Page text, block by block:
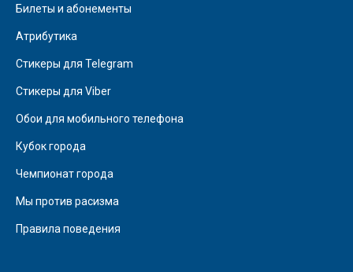
Билеты и абонементы
Атрибутика
Стикеры для Telegram
Стикеры для Viber
Обои для мобильного телефона
Кубок города
Чемпионат города
Мы против расизма
Правила поведения